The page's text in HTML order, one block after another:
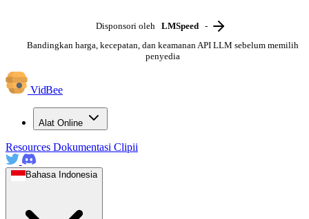
Disponsori oleh LMSpeed -
Bandingkan harga, kecepatan, dan keamanan API LLM sebelum memilih
penyedia
VidBee
Alat Online
Resources Dokumentasi Clipii
Bahasa Indonesia